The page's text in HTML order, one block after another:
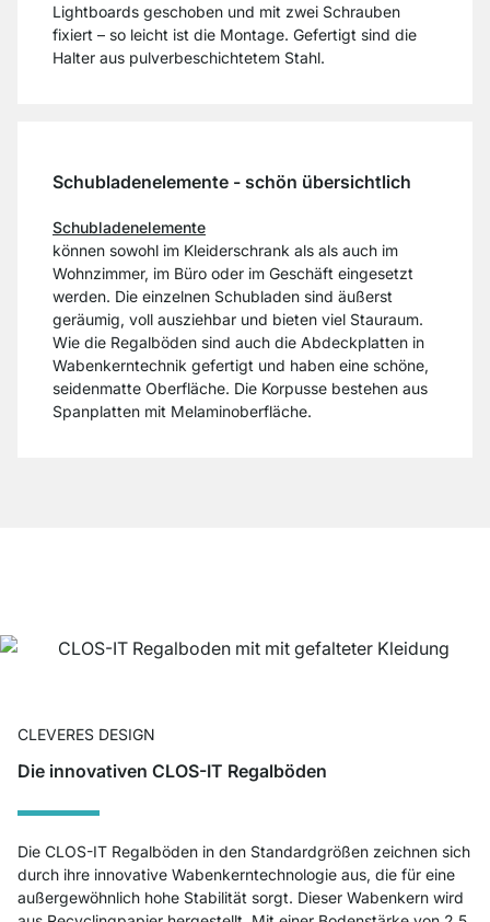
Lightboards geschoben und mit zwei Schrauben
fixiert – so leicht ist die Montage. Gefertigt sind die
Halter aus pulverbeschichtetem Stahl.
Schubladenelemente - schön übersichtlich
Schubladenelemente
können sowohl im Kleiderschrank als als auch im
Wohnzimmer, im Büro oder im Geschäft eingesetzt
werden. Die einzelnen Schubladen sind äußerst
geräumig, voll ausziehbar und bieten viel Stauraum.
Wie die Regalböden sind auch die Abdeckplatten in
Wabenkerntechnik gefertigt und haben eine schöne,
seidenmatte Oberfläche. Die Korpusse bestehen aus
Spanplatten mit Melaminoberfläche.
CLEVERES DESIGN
Die innovativen CLOS-IT Regalböden
Die CLOS-IT Regalböden in den Standardgrößen zeichnen sich
durch ihre innovative Wabenkerntechnologie aus, die für eine
außergewöhnlich hohe Stabilität sorgt. Dieser Wabenkern wird